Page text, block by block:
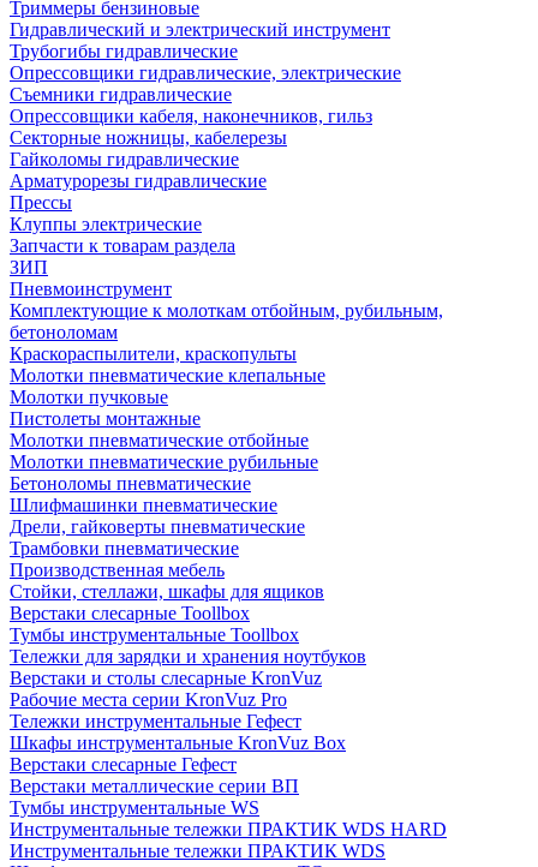
Триммеры бензиновые
Гидравлический и электрический инструмент
Трубогибы гидравлические
Опрессовщики гидравлические, электрические
Съемники гидравлические
Опрессовщики кабеля, наконечников, гильз
Секторные ножницы, кабелерезы
Гайколомы гидравлические
Арматурорезы гидравлические
Прессы
Клуппы электрические
Запчасти к товарам раздела
ЗИП
Пневмоинструмент
Комплектующие к молоткам отбойным, рубильным,
бетоноломам
Краскораспылители, краскопульты
Молотки пневматические клепальные
Молотки пучковые
Пистолеты монтажные
Молотки пневматические отбойные
Молотки пневматические рубильные
Бетоноломы пневматические
Шлифмашинки пневматические
Дрели, гайковерты пневматические
Трамбовки пневматические
Производственная мебель
Стойки, стеллажи, шкафы для ящиков
Верстаки слесарные Toollbox
Тумбы инструментальные Toollbox
Тележки для зарядки и хранения ноутбуков
Верстаки и столы слесарные KronVuz
Рабочие места серии KronVuz Pro
Тележки инструментальные Гефест
Шкафы инструментальные KronVuz Box
Верстаки слесарные Гефест
Верстаки металлические серии ВП
Тумбы инструментальные WS
Инструментальные тележки ПРАКТИК WDS HARD
Инструментальные тележки ПРАКТИК WDS